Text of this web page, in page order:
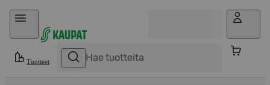
Hyppää sisältöön
Tuotteet